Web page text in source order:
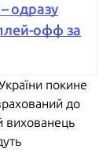
одразу
плей-офф за
покине
до
вихованець